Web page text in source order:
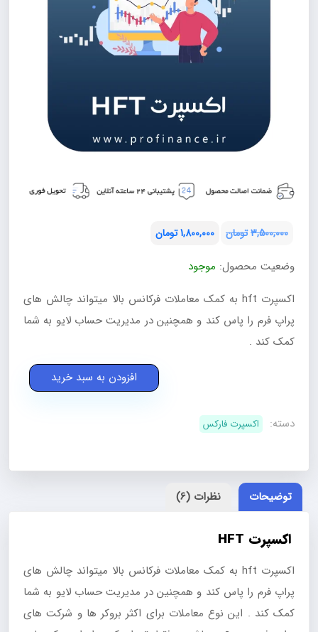
تومان3,500,000
اصلی:
تومان3,500,000
بود.
تومان1,800,000
فعلی:
تومان1,800,000.
وضعیت محصول: موجود
اکسپرت hft به کمک معاملات فرکانس بالا میتواند چالش های
پراپ فرم را پاس کند و همچنین در مدیریت حساب لایو به شما
کمک کند .
پراپ
عدد
افزودن به سبد خرید
دسته: اکسپرت فارکس
توضیحات نظرات (6)
اکسپرت HFT
اکسپرت hft به کمک معاملات فرکانس بالا میتواند چالش های
پراپ فرم را پاس کند و همچنین در مدیریت حساب لایو به شما
کمک کند . این نوع معاملات برای اکثر بروکر ها و شرکت های